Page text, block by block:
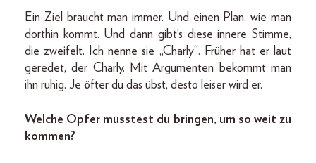
Ein Ziel braucht man immer. Und einen Plan, wie man
dorthin kommt. Und dann gibt’s diese innere Stimme,
die zweifelt. Ich nenne sie „Charly“. Früher hat er laut
geredet, der Charly. Mit Argumenten bekommt man
ihn ruhig. Je öfter du das übst, desto leiser wird er.
Welche Opfer musstest du bringen, um so weit zu
kommen?